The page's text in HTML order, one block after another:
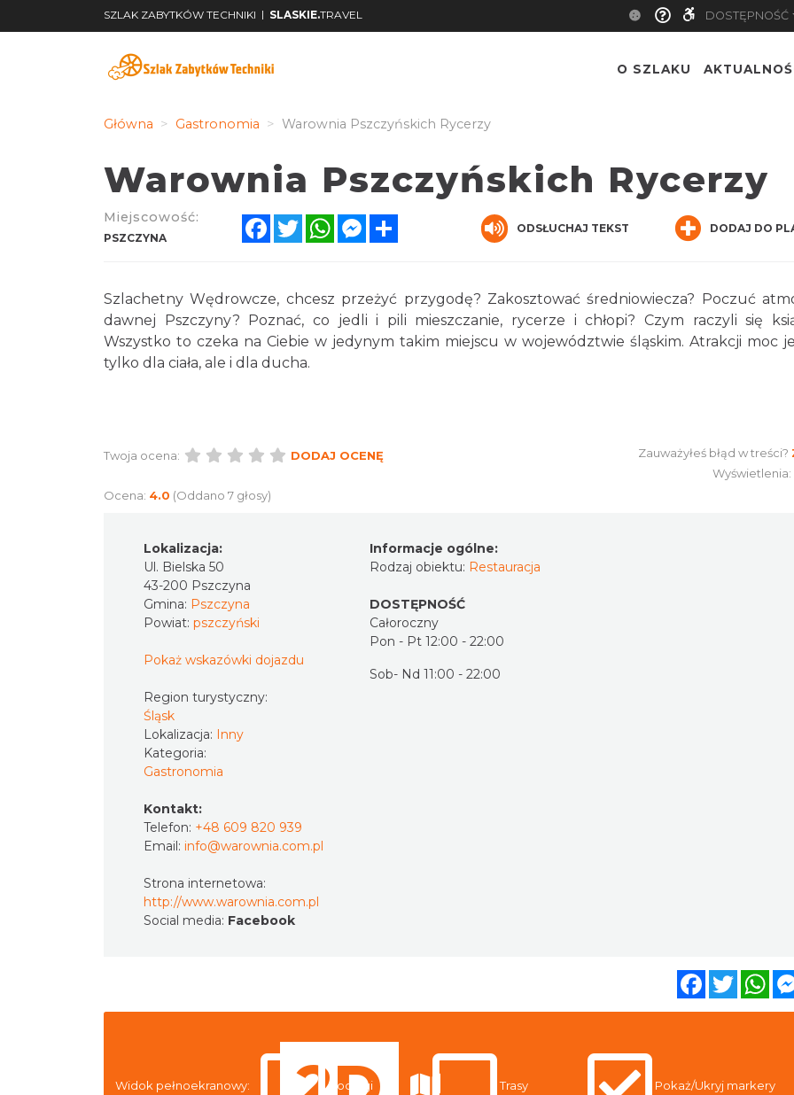
SZLAK ZABYTKÓW TECHNIKI | SLASKIE.TRAVEL DOSTĘPNOŚĆ
O SZLAKU
Główna Gastronomia Warownia Pszczyńskich Rycerzy
Warownia Pszczyńskich Rycerzy
Miejscowość:
PSZCZYNA
FacebookTwitterWhatsAppMessenger ODSŁUCHAJ TEKST DODAJ DO
Szlachetny Wędrowcze, chcesz przeżyć przygodę? Zakosztować średniowiecza? Poczuć
dawnej Pszczyny? Poznać, co jedli i pili mieszczanie, rycerze i chłopi? Czym raczyli się
Wszystko to czeka na Ciebie w jedynym takim miejscu w województwie śląskim. Atrakcji moc
tylko dla ciała, ale i dla ducha.
Twoja ocena: DODAJ OCENĘ
Ocena: 4.0 (Oddano 7 głosy)
Zauważyłeś błąd w treści?
Wyświetlenia:
Lokalizacja:
Ul. Bielska 50
43-200 Pszczyna
Gmina: Pszczyna
Powiat: pszczyński
Pokaż wskazówki dojazdu
Region turystyczny:
Śląsk
Lokalizacja: Inny
Kategoria:
Gastronomia
Kontakt:
Telefon: +48 609 820 939
Email: info@warownia.com.pl
Strona internetowa:
http://www.warownia.com.pl
Social media: Facebook
Informacje ogólne:
Rodzaj obiektu: Restauracja
DOSTĘPNOŚĆ
Całoroczny
Pon - Pt 12:00 - 22:00
Sob- Nd 11:00 - 22:00
FacebookTwitter
Widok pełnoekranowy: Noclegi Trasy Pokaż/Ukryj markery